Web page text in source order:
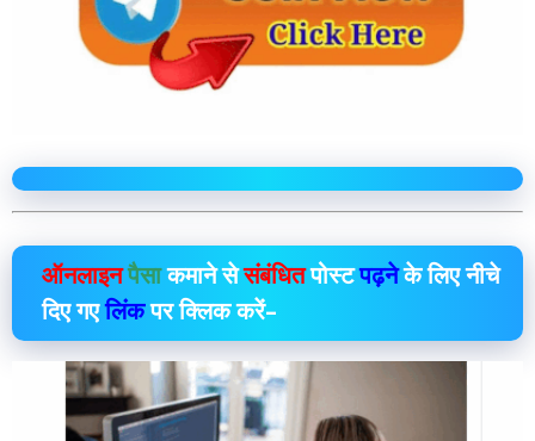
ऑनलाइनपैसाकमाने सेसंबंधितपोस्टपढ़नेके लिए नीचे
दिए गएलिंकपर क्लिक करें–